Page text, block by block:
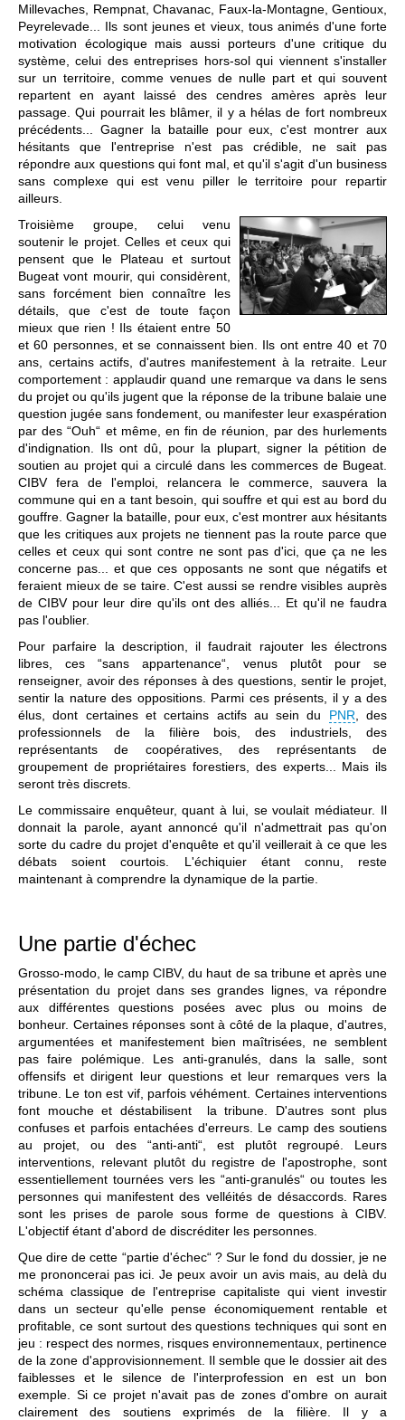
Millevaches, Rempnat, Chavanac, Faux-la-Montagne, Gentioux,
Peyrelevade... Ils sont jeunes et vieux, tous animés d'une forte
motivation écologique mais aussi porteurs d'une critique du
système, celui des entreprises hors-sol qui viennent s'installer
sur un territoire, comme venues de nulle part et qui souvent
repartent en ayant laissé des cendres amères après leur
passage. Qui pourrait les blâmer, il y a hélas de fort nombreux
précédents... Gagner la bataille pour eux, c'est montrer aux
hésitants que l'entreprise n'est pas crédible, ne sait pas
répondre aux questions qui font mal, et qu'il s'agit d'un business
sans complexe qui est venu piller le territoire pour repartir
ailleurs.
Troisième groupe, celui venu
soutenir le projet. Celles et ceux qui
pensent que le Plateau et surtout
Bugeat vont mourir, qui considèrent,
sans forcément bien connaître les
détails, que c'est de toute façon
mieux que rien ! Ils étaient entre 50
et 60 personnes, et se connaissent bien. Ils ont entre 40 et 70
ans, certains actifs, d'autres manifestement à la retraite. Leur
comportement : applaudir quand une remarque va dans le sens
du projet ou qu'ils jugent que la réponse de la tribune balaie une
question jugée sans fondement, ou manifester leur exaspération
par des “Ouh“ et même, en fin de réunion, par des hurlements
d'indignation. Ils ont dû, pour la plupart, signer la pétition de
soutien au projet qui a circulé dans les commerces de Bugeat.
CIBV fera de l'emploi, relancera le commerce, sauvera la
commune qui en a tant besoin, qui souffre et qui est au bord du
gouffre. Gagner la bataille, pour eux, c'est montrer aux hésitants
que les critiques aux projets ne tiennent pas la route parce que
celles et ceux qui sont contre ne sont pas d'ici, que ça ne les
concerne pas... et que ces opposants ne sont que négatifs et
feraient mieux de se taire. C'est aussi se rendre visibles auprès
de CIBV pour leur dire qu'ils ont des alliés... Et qu'il ne faudra
pas l'oublier.
Pour parfaire la description, il faudrait rajouter les électrons
libres, ces “sans appartenance“, venus plutôt pour se
renseigner, avoir des réponses à des questions, sentir le projet,
sentir la nature des oppositions. Parmi ces présents, il y a des
élus, dont certaines et certains actifs au sein du PNR , des
professionnels de la filière bois, des industriels, des
représentants de coopératives, des représentants de
groupement de propriétaires forestiers, des experts... Mais ils
seront très discrets.
Le commissaire enquêteur, quant à lui, se voulait médiateur. Il
donnait la parole, ayant annoncé qu'il n'admettrait pas qu'on
sorte du cadre du projet d'enquête et qu'il veillerait à ce que les
débats soient courtois. L'échiquier étant connu, reste
maintenant à comprendre la dynamique de la partie.
Une partie d'échec
Grosso-modo, le camp CIBV, du haut de sa tribune et après une
présentation du projet dans ses grandes lignes, va répondre
aux différentes questions posées avec plus ou moins de
bonheur. Certaines réponses sont à côté de la plaque, d'autres,
argumentées et manifestement bien maîtrisées, ne semblent
pas faire polémique. Les anti-granulés, dans la salle, sont
offensifs et dirigent leur questions et leur remarques vers la
tribune. Le ton est vif, parfois véhément. Certaines interventions
font mouche et déstabilisent la tribune. D'autres sont plus
confuses et parfois entachées d'erreurs. Le camp des soutiens
au projet, ou des “anti-anti“, est plutôt regroupé. Leurs
interventions, relevant plutôt du registre de l'apostrophe, sont
essentiellement tournées vers les “anti-granulés“ ou toutes les
personnes qui manifestent des velléités de désaccords. Rares
sont les prises de parole sous forme de questions à CIBV.
L'objectif étant d'abord de discréditer les personnes.
Que dire de cette “partie d'échec“ ? Sur le fond du dossier, je ne
me prononcerai pas ici. Je peux avoir un avis mais, au delà du
schéma classique de l'entreprise capitaliste qui vient investir
dans un secteur qu'elle pense économiquement rentable et
profitable, ce sont surtout des questions techniques qui sont en
jeu : respect des normes, risques environnementaux, pertinence
de la zone d'approvisionnement. Il semble que le dossier ait des
faiblesses et le silence de l'interprofession en est un bon
exemple. Si ce projet n'avait pas de zones d'ombre on aurait
clairement des soutiens exprimés de la filière. Il y a